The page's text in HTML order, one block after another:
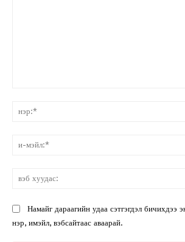
Намайг дараагийн удаа сэтгэгдэл бичихдээ
нэр, имэйл, вэбсайтаас аваарай.